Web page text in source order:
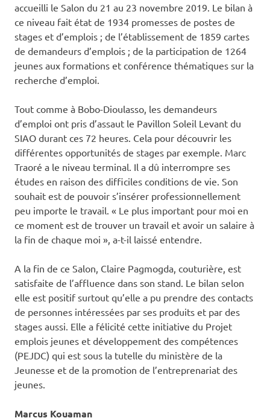
accueilli le Salon du 21 au 23 novembre 2019. Le bilan à
ce niveau fait état de 1934 promesses de postes de
stages et d’emplois ; de l’établissement de 1859 cartes
de demandeurs d’emplois ; de la participation de 1264
jeunes aux formations et conférence thématiques sur la
recherche d’emploi.
Tout comme à Bobo-Dioulasso, les demandeurs
d’emploi ont pris d’assaut le Pavillon Soleil Levant du
SIAO durant ces 72 heures. Cela pour découvrir les
différentes opportunités de stages par exemple. Marc
Traoré a le niveau terminal. Il a dû interrompre ses
études en raison des difficiles conditions de vie. Son
souhait est de pouvoir s’insérer professionnellement
peu importe le travail. « Le plus important pour moi en
ce moment est de trouver un travail et avoir un salaire à
la fin de chaque moi », a-t-il laissé entendre.
A la fin de ce Salon, Claire Pagmogda, couturière, est
satisfaite de l’affluence dans son stand. Le bilan selon
elle est positif surtout qu’elle a pu prendre des contacts
de personnes intéressées par ses produits et par des
stages aussi. Elle a félicité cette initiative du Projet
emplois jeunes et développement des compétences
(PEJDC) qui est sous la tutelle du ministère de la
Jeunesse et de la promotion de l’entreprenariat des
jeunes.
Marcus Kouaman